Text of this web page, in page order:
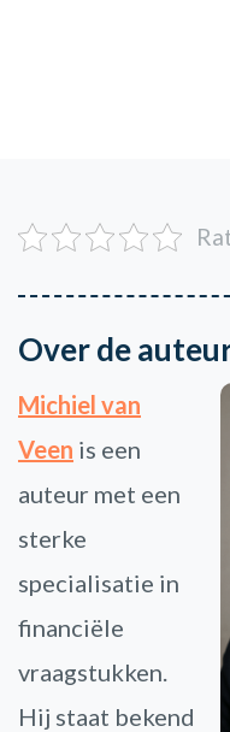
Over de
Michiel van
Veen is een
auteur met een
sterke
specialisatie in
financiële
vraagstukken.
Hij staat bekend